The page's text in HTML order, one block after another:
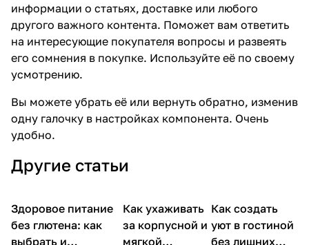
информации о статьях, доставке или любого
другого важного контента. Поможет вам ответить
на интересующие покупателя вопросы и развеять
его сомнения в покупке. Используйте её по своему
усмотрению.
Вы можете убрать её или вернуть обратно, изменив
одну галочку в настройках компонента. Очень
удобно.
Другие статьи
Советы покупателям
Здоровое питание
без глютена: как
выбрать и
Дом
Как ухаживать
за корпусной и
мягкой
Дом
Как создать
уют в гостиной
без лишних